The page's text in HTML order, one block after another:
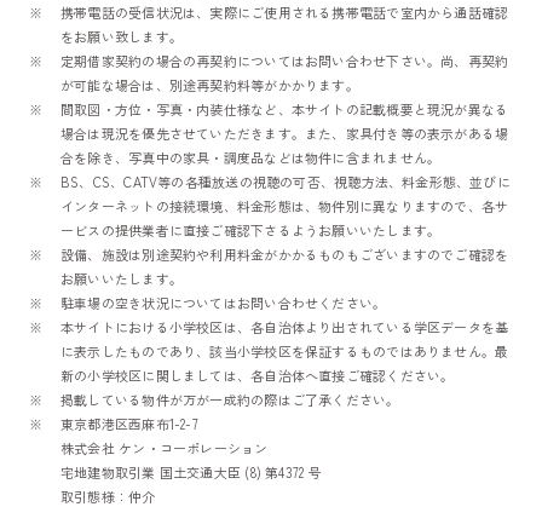
携帯電話の受信状況は、実際にご使用される携帯電話で室内から通話確認
をお願い致します。
定期借家契約の場合の再契約についてはお問い合わせ下さい。尚、再契約
が可能な場合は、別途再契約料等がかかります。
間取図・方位・写真・内装仕様など、本サイトの記載概要と現況が異なる
場合は現況を優先させていただきます。また、家具付き等の表示がある場
合を除き、写真中の家具・調度品などは物件に含まれません。
BS、CS、CATV等の各種放送の視聴の可否、視聴方法、料金形態、並びに
インターネットの接続環境、料金形態は、物件別に異なりますので、各サ
ービスの提供業者に直接ご確認下さるようお願いいたします。
設備、施設は別途契約や利用料金がかかるものもございますのでご確認を
お願いいたします。
駐車場の空き状況についてはお問い合わせください。
本サイトにおける小学校区は、各自治体より出されている学区データを基
に表示したものであり、該当小学校区を保証するものではありません。最
新の小学校区に関しましては、各自治体へ直接ご確認ください。
掲載している物件が万が一成約の際はご了承ください。
東京都港区西麻布1-2-7
株式会社 ケン・コーポレーション
宅地建物取引業 国土交通大臣 (8) 第4372 号
取引態様：仲介